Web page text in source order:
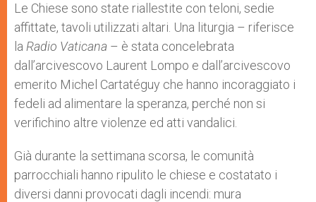
Le Chiese sono state riallestite con teloni, sedie
affittate, tavoli utilizzati altari. Una liturgia – riferisce
la Radio Vaticana – è stata concelebrata
dall’arcivescovo Laurent Lompo e dall’arcivescovo
emerito Michel Cartatéguy che hanno incoraggiato i
fedeli ad alimentare la speranza, perché non si
verifichino altre violenze ed atti vandalici.
Già durante la settimana scorsa, le comunità
parrocchiali hanno ripulito le chiese e costatato i
diversi danni provocati dagli incendi: mura